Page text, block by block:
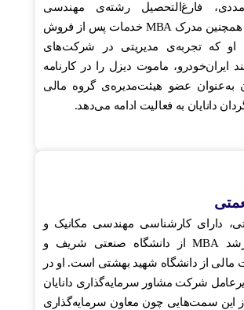
فارغ‌التحصیل رشته‌ی مهندسی
مکانیک است. همچنین مدرک MBA خدمات پس از فروش
که تجربه‌ی مدیریتی در شرکت‌های
ایران‌خودرو، ماموت دیزل را در کارنامه
به‌عنوان عضو هیئت‌مدیره‌ی گروه مالی
دانایان به فعالیت ادامه می‌دهد.
دارای کارشناسی مهندسی مکانیک و
کارشناسی ارشد MBA از دانشگاه صنعتی شریف و
مالی از دانشگاه شهید بهشتی است. او در
شرکت مشاور سرمایه‌گذاری دانایان
این سمت‌هایی چون معاون سرمایه‌گذاری